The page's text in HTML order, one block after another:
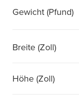
Gewicht (Pfund)
Breite (Zoll)
Höhe (Zoll)